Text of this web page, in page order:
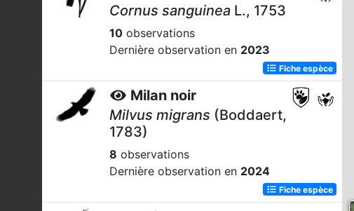
Cornus sanguinea L., 1753
10 observations
Dernière observation en 2023
Fiche espèce
Milan noir
Milvus migrans (Boddaert,
1783)
8 observations
Dernière observation en 2024
Fiche espèce